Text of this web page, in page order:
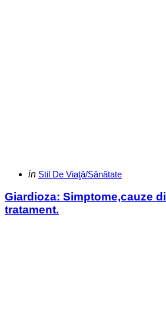
Categories
Posted
in Stil De Viaţă/Sănătate
Giardioza: Simptome,cauze
tratament.